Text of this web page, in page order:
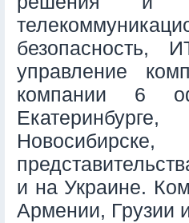
безопасность,
управление
компании 6
и на Украине.
Армении, Грузии